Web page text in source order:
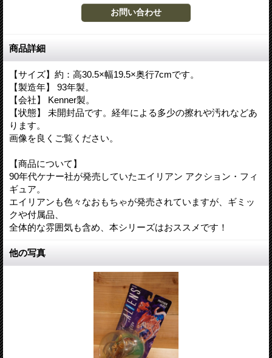
商品詳細
【サイズ】約：高30.5×幅19.5×奥行7cmです。
【製造年】 93年製。
【会社】 Kenner製。
【状態】 未開封品です。経年による多少の擦れや汚れなどあ
ります。
画像を良くご覧ください。
【商品について】
90年代ケナー社が発売していたエイリアン アクション・フィ
ギュア。
エイリアンも色々なおもちゃが発売されていますが、ギミッ
クや付属品、
全体的な雰囲気も含め、本シリーズはおススメです！
他の写真